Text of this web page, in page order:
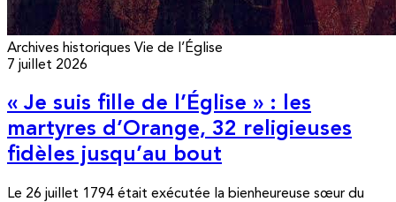
Archives historiques Vie de l’Église
7 juillet 2026
« Je suis fille de l’Église » : les
martyres d’Orange, 32 religieuses
fidèles jusqu’au bout
Le 26 juillet 1794 était exécutée la bienheureuse sœur du